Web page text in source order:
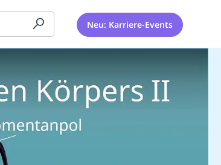
Neu: Karriere-Events